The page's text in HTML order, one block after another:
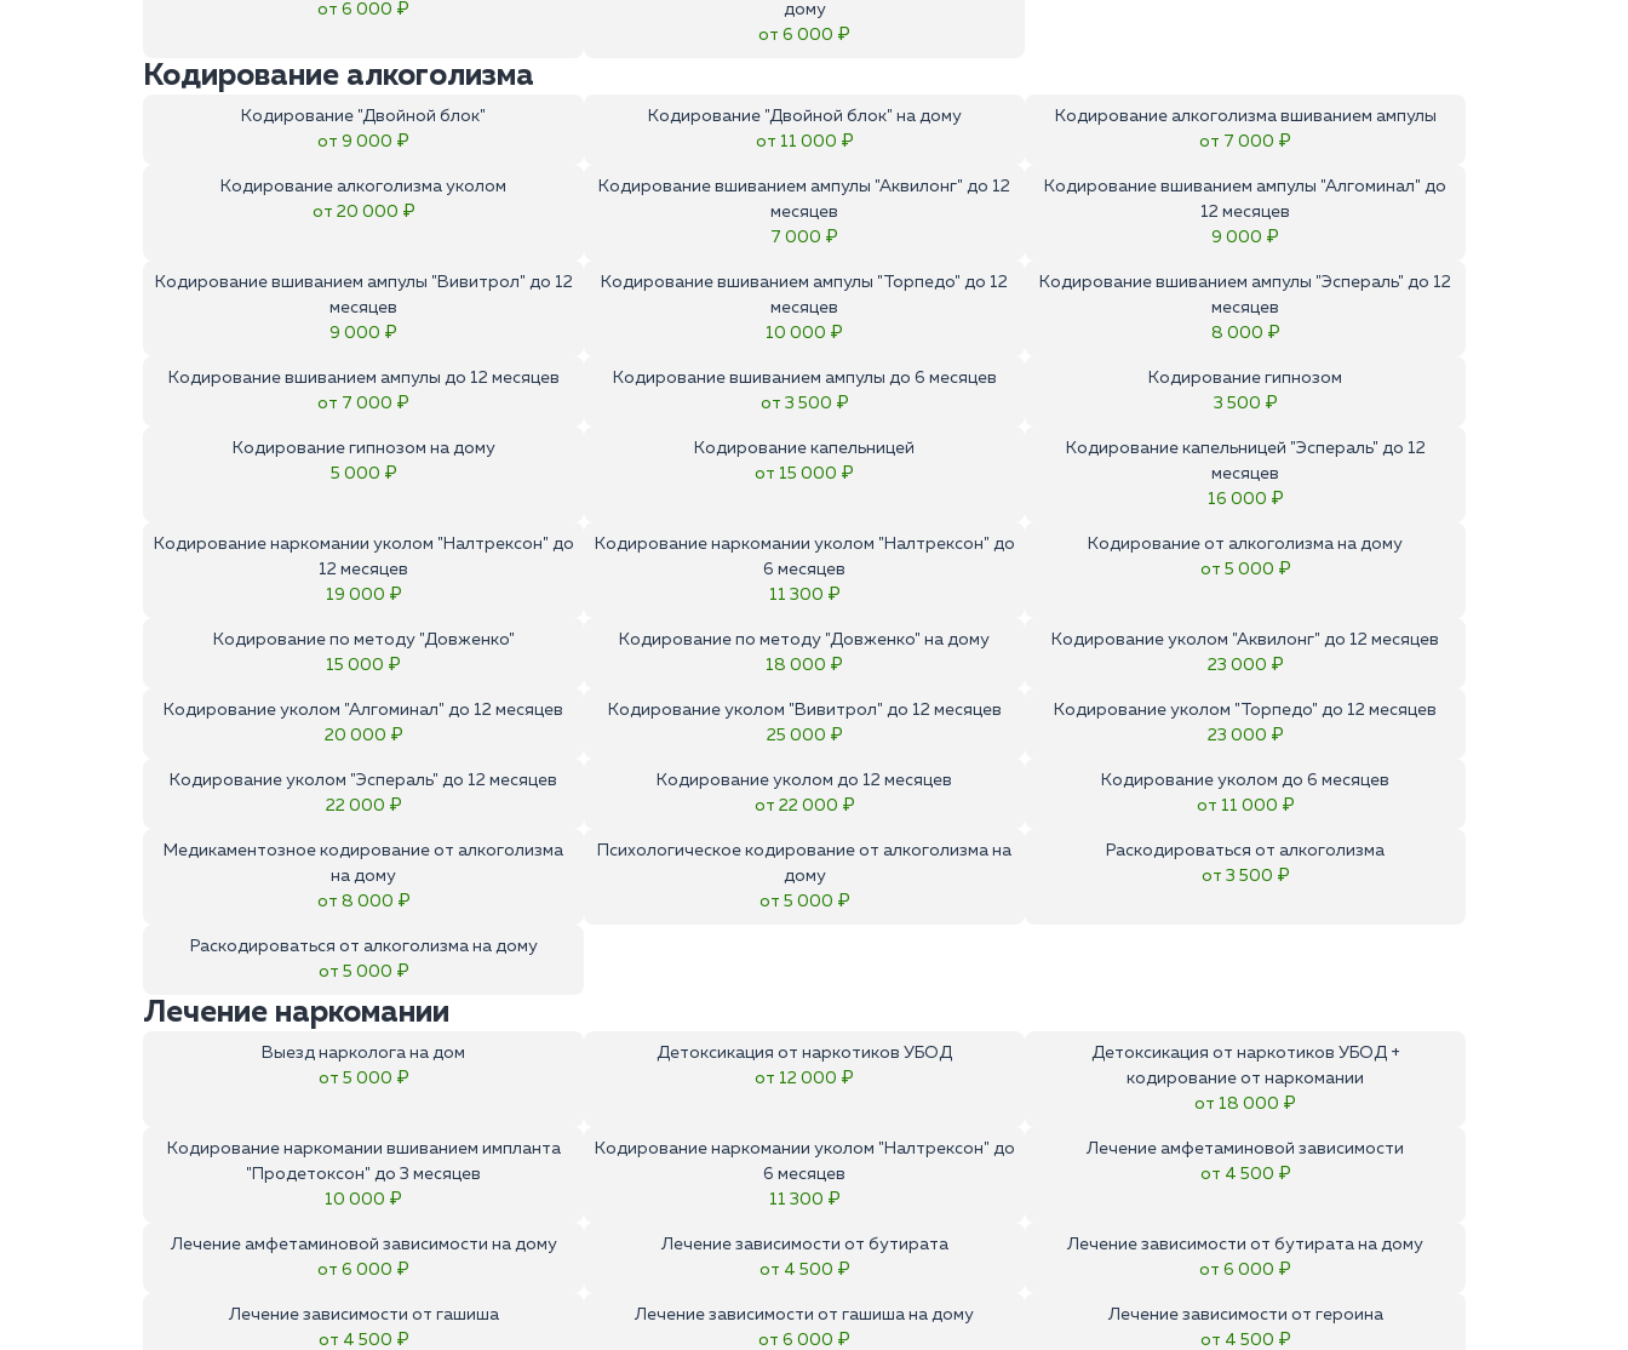
от 6 000 ₽
дому
от 6 000 ₽
Кодирование алкоголизма
Кодирование "Двойной блок"
от 9 000 ₽
Кодирование "Двойной блок" на дому
от 11 000 ₽
Кодирование алкоголизма вшиванием ампулы
от 7 000 ₽
Кодирование алкоголизма уколом
от 20 000 ₽
Кодирование вшиванием ампулы "Аквилонг" до 12
месяцев
7 000 ₽
Кодирование вшиванием ампулы "Алгоминал" до
12 месяцев
9 000 ₽
Кодирование вшиванием ампулы "Вивитрол" до 12
месяцев
9 000 ₽
Кодирование вшиванием ампулы "Торпедо" до 12
месяцев
10 000 ₽
Кодирование вшиванием ампулы "Эспераль" до 12
месяцев
8 000 ₽
Кодирование вшиванием ампулы до 12 месяцев
от 7 000 ₽
Кодирование вшиванием ампулы до 6 месяцев
от 3 500 ₽
Кодирование гипнозом
3 500 ₽
Кодирование гипнозом на дому
5 000 ₽
Кодирование капельницей
от 15 000 ₽
Кодирование капельницей "Эспераль" до 12
месяцев
16 000 ₽
Кодирование наркомании уколом "Налтрексон" до
12 месяцев
19 000 ₽
Кодирование наркомании уколом "Налтрексон" до
6 месяцев
11 300 ₽
Кодирование от алкоголизма на дому
от 5 000 ₽
Кодирование по методу "Довженко"
15 000 ₽
Кодирование по методу "Довженко" на дому
18 000 ₽
Кодирование уколом "Аквилонг" до 12 месяцев
23 000 ₽
Кодирование уколом "Алгоминал" до 12 месяцев
20 000 ₽
Кодирование уколом "Вивитрол" до 12 месяцев
25 000 ₽
Кодирование уколом "Торпедо" до 12 месяцев
23 000 ₽
Кодирование уколом "Эспераль" до 12 месяцев
22 000 ₽
Кодирование уколом до 12 месяцев
от 22 000 ₽
Кодирование уколом до 6 месяцев
от 11 000 ₽
Медикаментозное кодирование от алкоголизма
на дому
от 8 000 ₽
Психологическое кодирование от алкоголизма на
дому
от 5 000 ₽
Раскодироваться от алкоголизма
от 3 500 ₽
Раскодироваться от алкоголизма на дому
от 5 000 ₽
Лечение наркомании
Выезд нарколога на дом
от 5 000 ₽
Детоксикация от наркотиков УБОД
от 12 000 ₽
Детоксикация от наркотиков УБОД +
кодирование от наркомании
от 18 000 ₽
Кодирование наркомании вшиванием импланта
"Продетоксон" до 3 месяцев
10 000 ₽
Кодирование наркомании уколом "Налтрексон" до
6 месяцев
11 300 ₽
Лечение амфетаминовой зависимости
от 4 500 ₽
Лечение амфетаминовой зависимости на дому
от 6 000 ₽
Лечение зависимости от бутирата
от 4 500 ₽
Лечение зависимости от бутирата на дому
от 6 000 ₽
Лечение зависимости от гашиша
от 4 500 ₽
Лечение зависимости от гашиша на дому
от 6 000 ₽
Лечение зависимости от героина
от 4 500 ₽